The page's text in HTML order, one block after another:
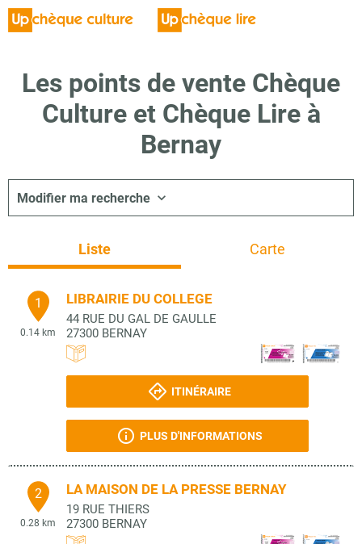
Les points de vente Chèque
Culture et Chèque Lire à
Bernay
Modifier ma recherche
Liste Carte
1
0.14 km
LIBRAIRIE DU COLLEGE
44 RUE DU GAL DE GAULLE
27300 BERNAY
ITINÉRAIRE
PLUS D'INFORMATIONS
2
0.28 km
LA MAISON DE LA PRESSE BERNAY
19 RUE THIERS
27300 BERNAY